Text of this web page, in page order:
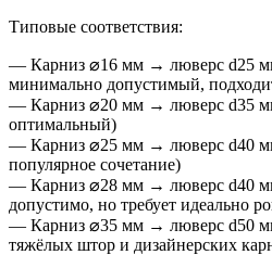
Типовые соответствия:
— Карниз ⌀16 мм → люверс d25
минимально допустимый,
— Карниз ⌀20 мм → люверс d35
оптимальный)
— Карниз ⌀25 мм → люверс d40
популярное сочетание)
— Карниз ⌀28 мм → люверс d40
допустимо, но требует идеально
— Карниз ⌀35 мм → люверс d50
тяжёлых штор и дизайнерских